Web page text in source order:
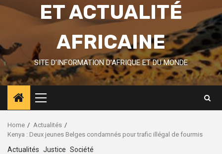
ET ACTUALITÉ
AFRICAINE
SITE D’INFORMATION D’AFRIQUE ET DU MONDE
Primary
Menu
Home
Actualités
Kenya : Deux jeunes Belges condamnés pour trafic illégal de fourmis
Actualités Justice Société